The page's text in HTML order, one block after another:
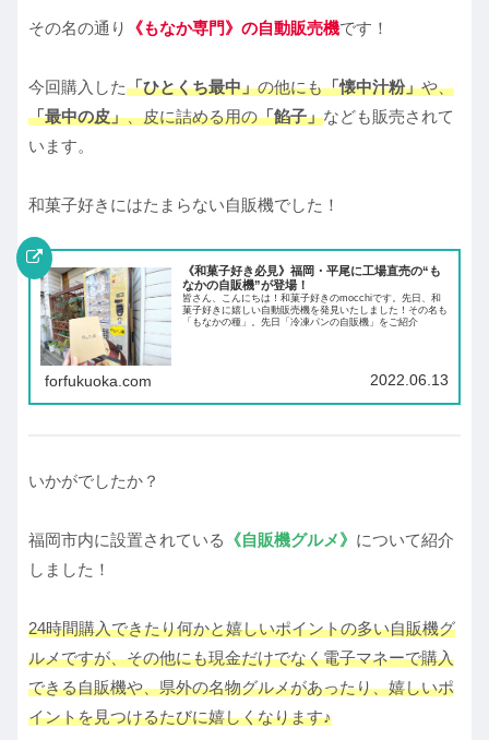
その名の通り 《もなか専門》の自動販売機です！
今回購入した「ひとくち最中」の他にも「懐中汁粉」や、
「最中の皮」、皮に詰める用の「餡子」なども販売されて
います。
和菓子好きにはたまらない自販機でした！
《和菓子好き必見》福岡・平尾に工場直売の“も
なかの自販機”が登場！
皆さん、こんにちは！和菓子好きのmocchiです。先日、和
菓子好きに嬉しい自動販売機を発見いたしました！その名も
「もなかの種」。先日「冷凍パンの自販機」をご紹介
forfukuoka.com 2022.06.13
いかがでしたか？
福岡市内に設置されている 《自販機グルメ》 について紹介
しました！
24時間購入できたり何かと嬉しいポイントの多い自販機グ
ルメですが、その他にも現金だけでなく電子マネーで購入
できる自販機や、県外の名物グルメがあったり、嬉しいポ
イントを見つけるたびに嬉しくなります♪